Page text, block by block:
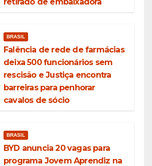
BRASIL
Falência de rede de farmácias
deixa 500 funcionários sem
rescisão e Justiça encontra
barreiras para penhorar
cavalos de sócio
BRASIL
BYD anuncia 20 vagas para
programa Jovem Aprendiz na